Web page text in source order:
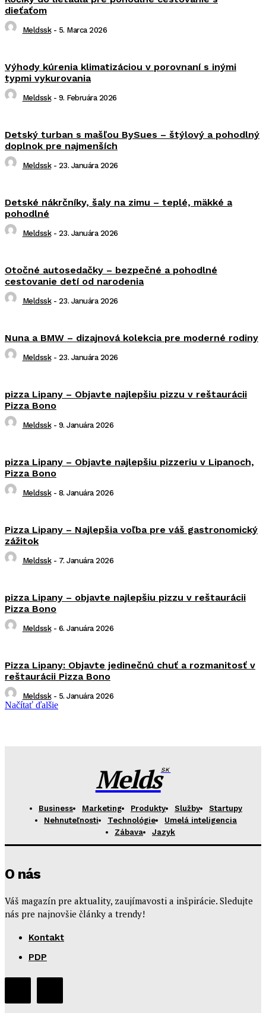
dieťaťom
Meldssk - 5. Marca 2026
Výhody kúrenia klimatizáciou v porovnaní s inými
typmi vykurovania
Meldssk - 9. Februára 2026
Detský turban s mašľou BySues – štýlový a pohodlný
doplnok pre najmenších
Meldssk - 23. Januára 2026
Detské nákrčníky, šaly na zimu – teplé, mäkké a
pohodlné
Meldssk - 23. Januára 2026
Otočné autosedačky – bezpečné a pohodlné
cestovanie detí od narodenia
Meldssk - 23. Januára 2026
Nuna a BMW – dizajnová kolekcia pre moderné rodiny
Meldssk - 23. Januára 2026
pizza Lipany – Objavte najlepšiu pizzu v reštaurácii
Pizza Bono
Meldssk - 9. Januára 2026
pizza Lipany – Objavte najlepšiu pizzeriu v Lipanoch,
Pizza Bono
Meldssk - 8. Januára 2026
Pizza Lipany – Najlepšia voľba pre váš gastronomický
zážitok
Meldssk - 7. Januára 2026
pizza Lipany – objavte najlepšiu pizzu v reštaurácii
Pizza Bono
Meldssk - 6. Januára 2026
Pizza Lipany: Objavte jedinečnú chuť a rozmanitosť v
reštaurácii Pizza Bono
Meldssk - 5. Januára 2026
Načítať ďalšie
MeldsSK
Business Marketing Produkty Služby
Startupy
Nehnuteľnosti
Technológie
Umelá inteligencia
Zábava
Jazyk
O nás
Váš magazín pre aktuality, zaujímavosti a inšpirácie. Sledujte
nás pre najnovšie články a trendy!
Kontakt
PDP